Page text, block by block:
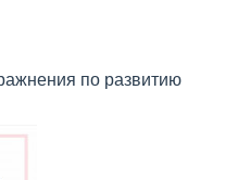
по развитию